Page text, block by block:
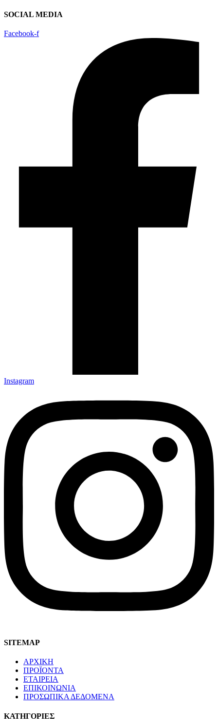
SOCIAL MEDIA
Facebook-f
Instagram
SITEMAP
ΑΡΧΙΚΗ
ΠΡΟΪΟΝΤΑ
ΕΤΑΙΡΕΙΑ
ΕΠΙΚΟΙΝΩΝΙΑ
ΠΡΟΣΩΠΙΚΑ ΔΕΔΟΜΕΝΑ
ΚΑΤΗΓΟΡΙΕΣ